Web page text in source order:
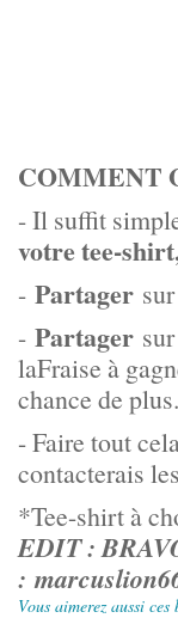
COMMENT
- Il suffit
votre tee-
- Partager
- Partager
laFraise à
chance de plus.
- Faire tout
contacterais
*Tee-shirt à
EDIT :
:
Vous aimerez aussi